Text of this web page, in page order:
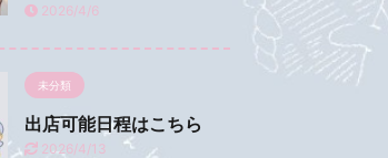
2026/4/6
未分類
出店可能日程はこちら
2026/4/13